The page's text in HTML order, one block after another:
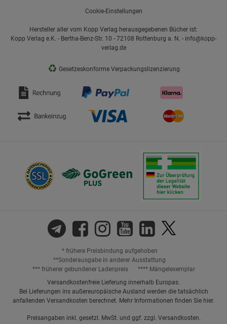
Cookie-Einstellungen
Hersteller aller vom Kopp Verlag herausgegebenen Bücher ist:
Kopp Verlag e.K. - Bertha-Benz-Str. 10 - 72108 Rottenburg a. N. - info@kopp-
verlag.de
♻ Gesetzeskonforme Verpackungslizenzierung
* frühere Preisbindung aufgehoben
**Sonderausgabe in anderer Ausstattung
*** früherer gebundener Ladenpreis
**** Mängelexemplar
Versandkostenfreie Lieferung innerhalb Europas.
Bei Lieferungen ins außereuropäische Ausland werden die tatsächlich
anfallenden Versandkosten berechnet. Mehr Informationen finden Sie hier.
Preisangaben inkl. gesetzl. MwSt. und ggf. zzgl. Versandkosten.